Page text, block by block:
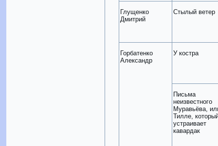
Глущенко
Дмитрий
Стылый ветер
Горбатенко
Александр
У костра
Письма
неизвестного
Муравьёва,
Тилле,
устраивает
кавардак